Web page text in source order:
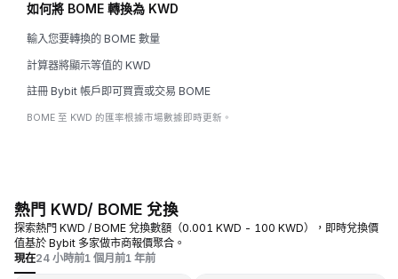
如何將 BOME 轉換為 KWD
輸入您要轉換的 BOME 數量
計算器將顯示等值的 KWD
註冊 Bybit 帳戶即可買賣或交易 BOME
BOME 至 KWD 的匯率根據市場數據即時更新。
熱門 KWD/ BOME 兌換
探索熱門 KWD / BOME 兌換數額（0.001 KWD - 100 KWD），即時兌換價
值基於 Bybit 多家做市商報價聚合。
現在24 小時前1 個月前1 年前